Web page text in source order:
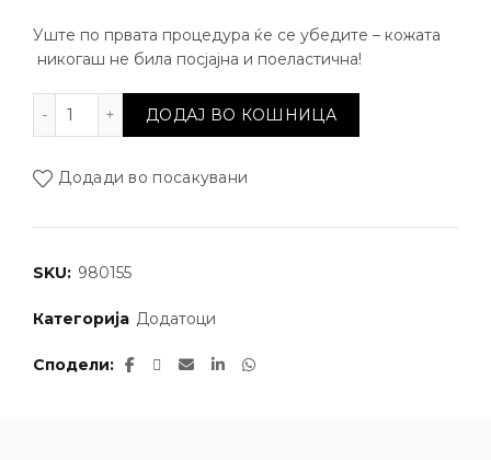
Уште по првата процедура ќе се убедите – кожата
никогаш не била посјајна и поеластична!
Спа ракавица количина
ДОДАЈ ВО КОШНИЦА
Додади во посакувани
SKU: 980155
Категорија Додатоци
Сподели